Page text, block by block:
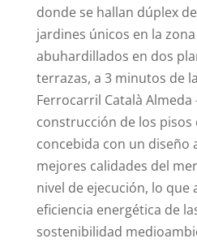
donde se hallan dúplex
jardines únicos en la
abuhardillados en dos
terrazas, a 3 minutos de
Ferrocarril Català Almeda
construcción de los pisos
concebida con un diseño
mejores calidades del
nivel de ejecución, lo
eficiencia energética de
sostenibilidad